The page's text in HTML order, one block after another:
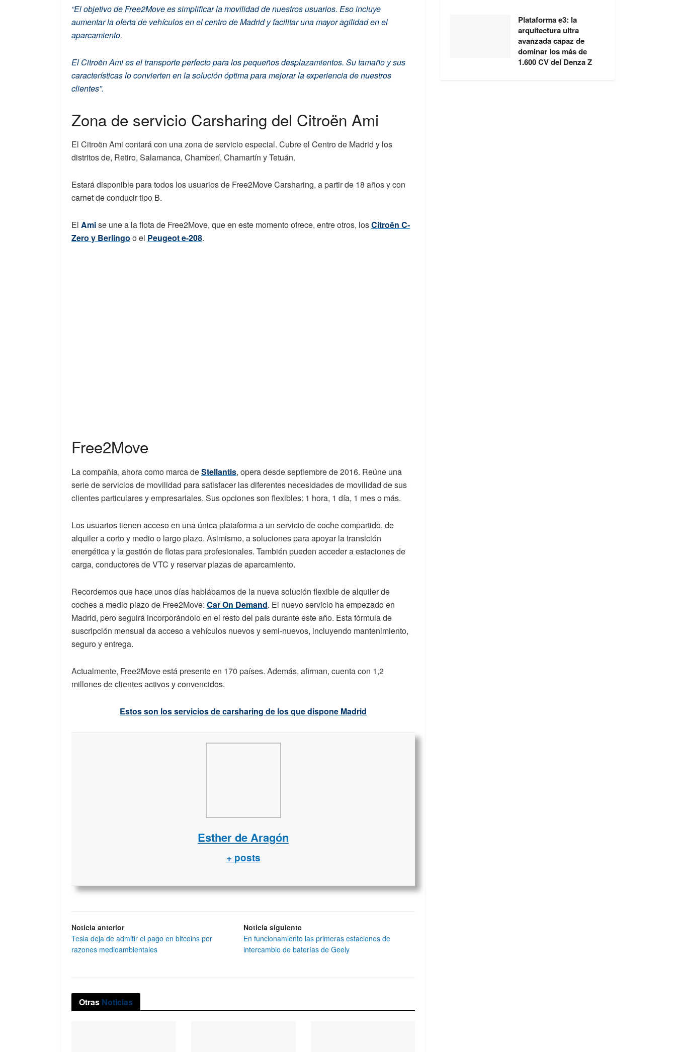
“El objetivo de Free2Move es simplificar la movilidad de nuestros usuarios. Eso incluye
aumentar la oferta de vehículos en el centro de Madrid y facilitar una mayor agilidad en el
aparcamiento.
El Citroën Ami es el transporte perfecto para los pequeños desplazamientos. Su tamaño y sus
características lo convierten en la solución óptima para mejorar la experiencia de nuestros
clientes”.
Zona de servicio Carsharing del Citroën Ami
El Citroën Ami contará con una zona de servicio especial. Cubre el Centro de Madrid y los
distritos de, Retiro, Salamanca, Chamberí, Chamartín y Tetuán.
Estará disponible para todos los usuarios de Free2Move Carsharing, a partir de 18 años y con
carnet de conducir tipo B.
El Amise une a la flota de Free2Move, que en este momento ofrece, entre otros, losCitroën C-
Zero y Berlingo o el Peugeot e-208.
Free2Move
La compañía, ahora como marca deStellantis, opera desde septiembre de 2016. Reúne una
serie de servicios de movilidad para satisfacer las diferentes necesidades de movilidad de sus
clientes particulares y empresariales. Sus opciones son flexibles: 1 hora, 1 día, 1 mes o más.
Los usuarios tienen acceso en una única plataforma a un servicio de coche compartido, de
alquiler a corto y medio o largo plazo. Asimismo, a soluciones para apoyar la transición
energética y la gestión de flotas para profesionales. También pueden acceder a estaciones de
carga, conductores de VTC y reservar plazas de aparcamiento.
Recordemos que hace unos días hablábamos de la nueva solución flexible de alquiler de
coches a medio plazo de Free2Move: Car On Demand. El nuevo servicio ha empezado en
Madrid, pero seguirá incorporándolo en el resto del país durante este año. Esta fórmula de
suscripción mensual da acceso a vehículos nuevos y semi-nuevos, incluyendo mantenimiento,
seguro y entrega.
Actualmente, Free2Move está presente en 170 países. Además, afirman, cuenta con 1,2
millones de clientes activos y convencidos.
Estos son los servicios de carsharing de los que dispone Madrid
Esther de Aragón
+ posts
Noticia anterior
Tesla deja de admitir el pago en bitcoins por
razones medioambientales
Noticia siguiente
En funcionamiento las primeras estaciones de
intercambio de baterías de Geely
Otras Noticias
Plataforma e3: la
arquitectura ultra
avanzada capaz de
dominar los más de
1.600 CV del Denza Z